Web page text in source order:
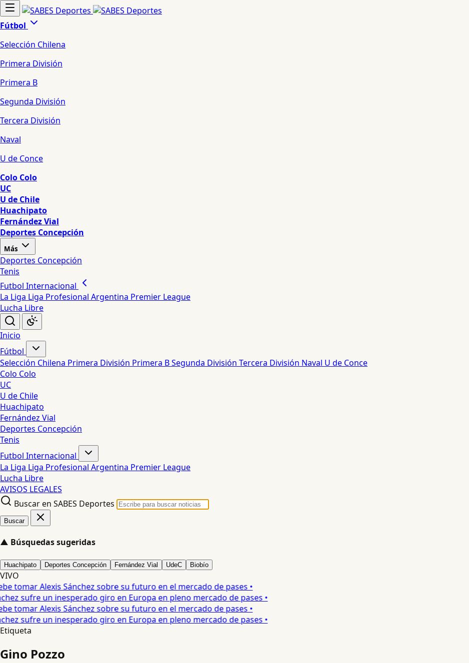
Fútbol
Selección Chilena
Primera División
Primera B
Segunda División
Tercera División
Naval
U de Conce
Colo Colo
UC
U de Chile
Huachipato
Fernández Vial
Deportes Concepción
Más
Deportes Concepción
Tenis
Futbol Internacional
La Liga Liga Profesional Argentina Premier League
Lucha Libre
Inicio
Fútbol
Selección Chilena Primera División Primera BSegunda División Tercera División Naval U de Conce
Colo Colo
UC
U de Chile
Huachipato
Fernández Vial
Deportes Concepción
Tenis
Futbol Internacional
La Liga Liga Profesional Argentina Premier League
Lucha Libre
AVISOS LEGALES
Buscar en SABES Deportes
Buscar
▲ Búsquedas sugeridas
Huachipato Deportes Concepción Fernández Vial UdeC Biobío
VIVO
tomar Alexis Sánchez sobre su futuro en el mercado de pases •
sufre un inesperado giro en Europa en pleno mercado de pases •
tomar Alexis Sánchez sobre su futuro en el mercado de pases •
sufre un inesperado giro en Europa en pleno mercado de pases •
Etiqueta
Gino Pozzo